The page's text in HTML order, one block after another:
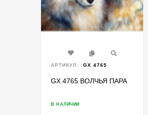
АРТИКУЛ: GX 4765
GX 4765 ВОЛЧЬЯ ПАРА
В НАЛИЧИИ